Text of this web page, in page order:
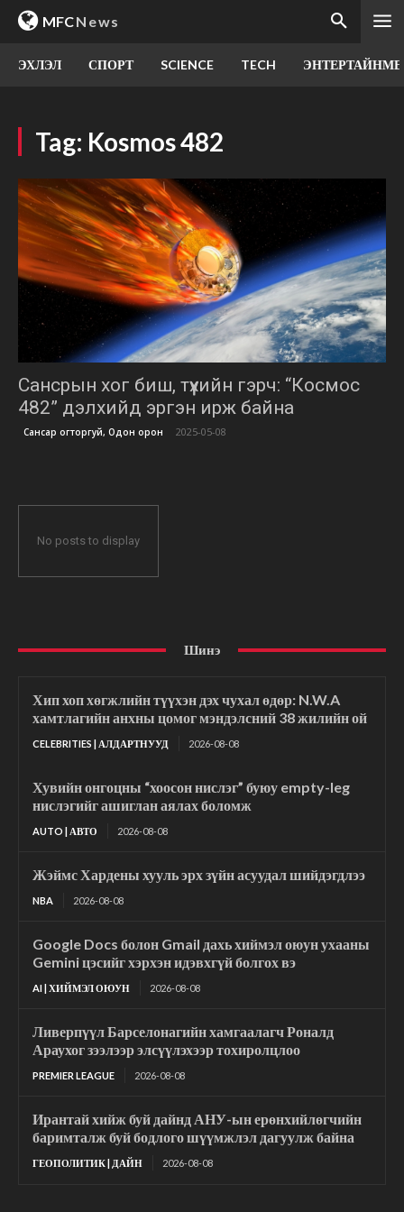
MFCNews
ЭХЛЭЛ СПОРТ SCIENCE TECH
Tag: Kosmos 482
Сансрын хог биш, түүхийн гэрч: “Космос
482” дэлхийд эргэн ирж байна
Сансар огторгуй, Одон орон 2025-05-08
No posts to display
Шинэ
Хип хоп хөгжлийн түүхэн дэх чухал өдөр: N.W.A
хамтлагийн анхны цомог мэндэлсний 38 жилийн ой
CELEBRITIES | АЛДАРТНУУД 2026-08-08
Хувийн онгоцны “хоосон нислэг” буюу empty-leg
нислэгийг ашиглан аялах боломж
AUTO | АВТО 2026-08-08
Жэймс Хардены хууль эрх зүйн асуудал шийдэгдлээ
NBA 2026-08-08
Google Docs болон Gmail дахь хиймэл оюун ухааны
Gemini цэсийг хэрхэн идэвхгүй болгох вэ
AI | ХИЙМЭЛ ОЮУН 2026-08-08
Ливерпүүл Барселонагийн хамгаалагч Роналд
Араухог зээлээр элсүүлэхээр тохиролцлоо
PREMIER LEAGUE 2026-08-08
Ирантай хийж буй дайнд АНУ-ын ерөнхийлөгчийн
баримталж буй бодлого шүүмжлэл дагуулж байна
ГЕОПОЛИТИК | ДАЙН 2026-08-08